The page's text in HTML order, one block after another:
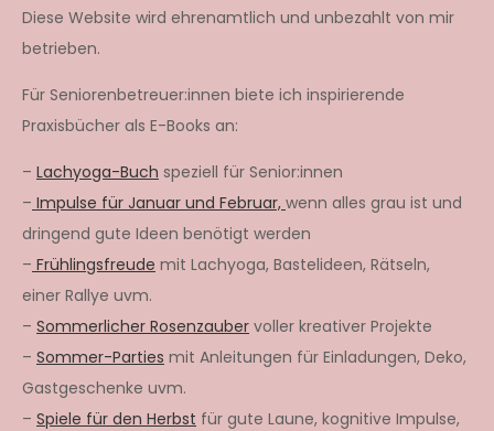
Diese Website wird ehrenamtlich und unbezahlt von mir
betrieben.
Für Seniorenbetreuer:innen biete ich inspirierende
Praxisbücher als E-Books an:
– Lachyoga-Buch speziell für Senior:innen
– Impulse für Januar und Februar, wenn alles grau ist und
dringend gute Ideen benötigt werden
– Frühlingsfreude mit Lachyoga, Bastelideen, Rätseln,
einer Rallye uvm.
– Sommerlicher Rosenzauber voller kreativer Projekte
– Sommer-Parties mit Anleitungen für Einladungen, Deko,
Gastgeschenke uvm.
– Spiele für den Herbst für gute Laune, kognitive Impulse,